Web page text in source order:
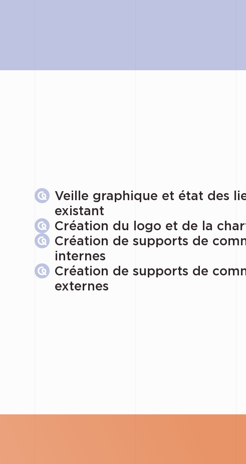
Veille graphique et état des
existant
Création du logo et de la
Création de supports de
internes
Création de supports de
externes